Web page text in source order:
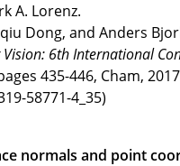
A. Lorenz.
Dong, and Anders
6th International
435-446, Cham,
58771-4_35)
normals and point